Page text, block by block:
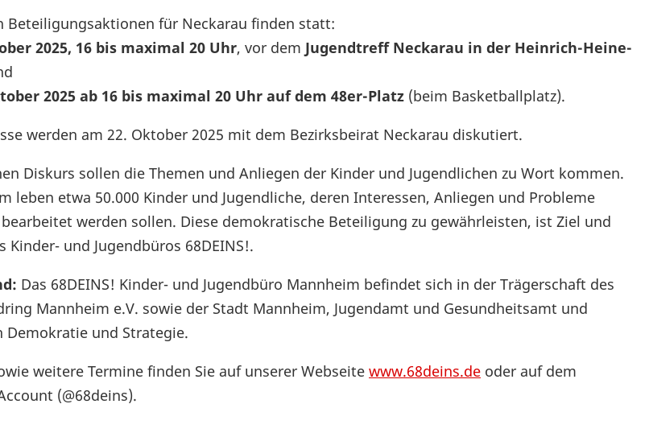
Beteiligungsaktionen für Neckarau finden statt:
2025, 16 bis maximal 20 Uhr, vor dem Jugendtreff Neckarau in der Heinrich-Heine-
2025 ab 16 bis maximal 20 Uhr auf dem 48er-Platz (beim Basketballplatz).
werden am 22. Oktober 2025 mit dem Bezirksbeirat Neckarau diskutiert.
Diskurs sollen die Themen und Anliegen der Kinder und Jugendlichen zu Wort kommen.
leben etwa 50.000 Kinder und Jugendliche, deren Interessen, Anliegen und Probleme
werden sollen. Diese demokratische Beteiligung zu gewährleisten, ist Ziel und
Kinder- und Jugendbüros 68DEINS!.
Das 68DEINS! Kinder- und Jugendbüro Mannheim befindet sich in der Trägerschaft des
Mannheim e.V. sowie der Stadt Mannheim, Jugendamt und Gesundheitsamt und
Demokratie und Strategie.
weitere Termine finden Sie auf unserer Webseite www.68deins.de oder auf dem
(@68deins).